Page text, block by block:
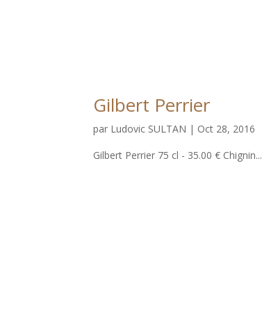
Gilbert Perrier
par Ludovic SULTAN | Oct 28, 2016
Gilbert Perrier 75 cl - 35.00 € Chignin...